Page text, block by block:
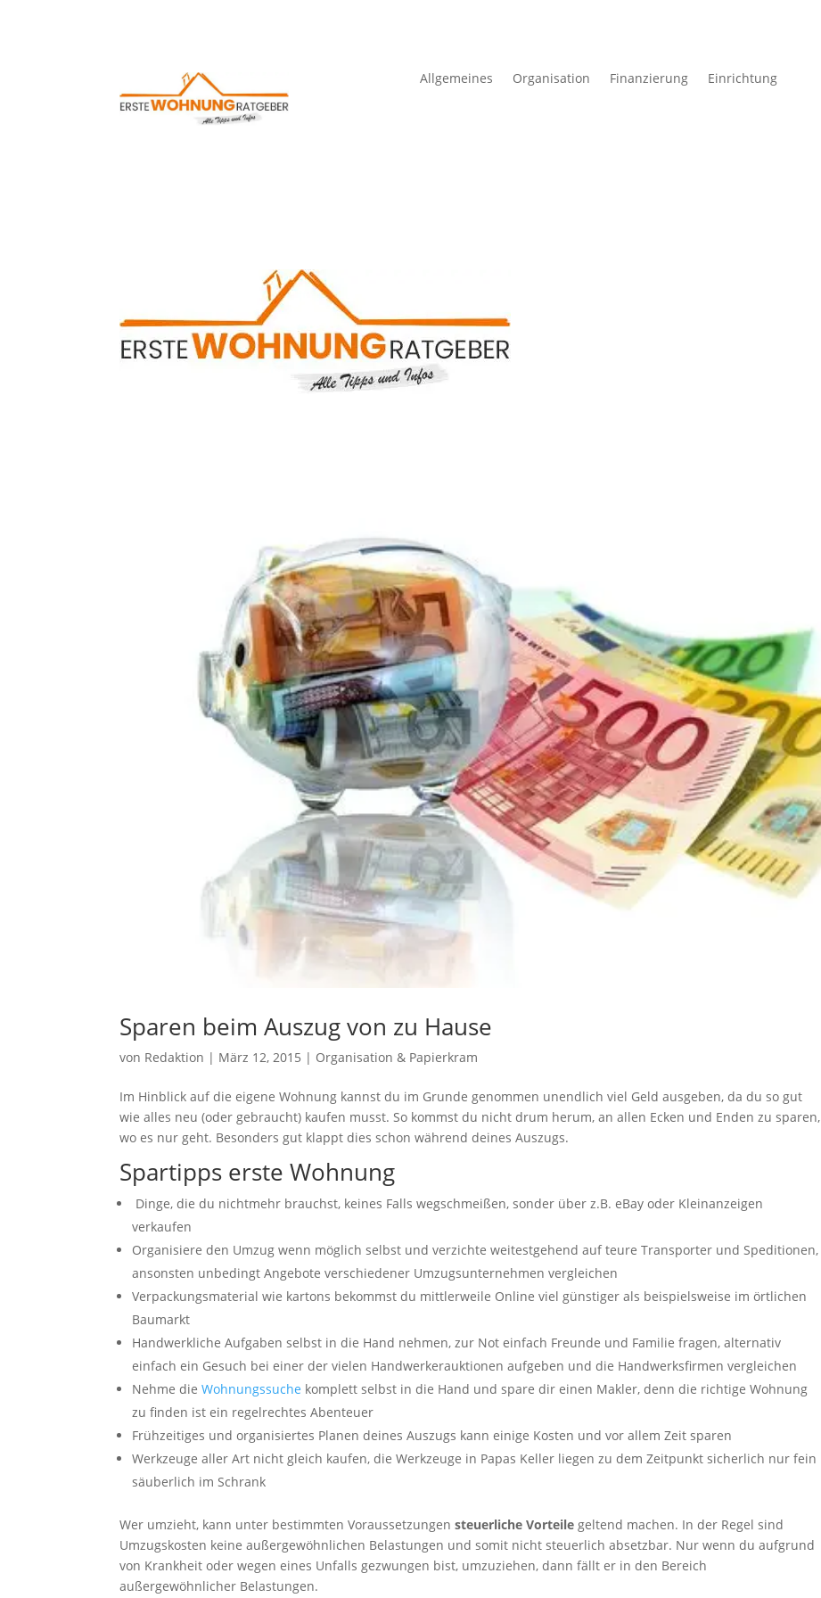
Allgemeines Organisation Finanzierung Einrichtung
Sparen beim Auszug von zu Hause
von Redaktion | März 12, 2015 | Organisation & Papierkram
Im Hinblick auf die eigene Wohnung kannst du im Grunde genommen unendlich viel Geld ausgeben, da du so gut
wie alles neu (oder gebraucht) kaufen musst. So kommst du nicht drum herum, an allen Ecken und Enden zu sparen,
wo es nur geht. Besonders gut klappt dies schon während deines Auszugs.
Spartipps erste Wohnung
Dinge, die du nichtmehr brauchst, keines Falls wegschmeißen, sonder über z.B. eBay oder Kleinanzeigen
verkaufen
Organisiere den Umzug wenn möglich selbst und verzichte weitestgehend auf teure Transporter und Speditionen,
ansonsten unbedingt Angebote verschiedener Umzugsunternehmen vergleichen
Verpackungsmaterial wie kartons bekommst du mittlerweile Online viel günstiger als beispielsweise im örtlichen
Baumarkt
Handwerkliche Aufgaben selbst in die Hand nehmen, zur Not einfach Freunde und Familie fragen, alternativ
einfach ein Gesuch bei einer der vielen Handwerkerauktionen aufgeben und die Handwerksfirmen vergleichen
Nehme dieWohnungssuche komplett selbst in die Hand und spare dir einen Makler, denn die richtige Wohnung
zu finden ist ein regelrechtes Abenteuer
Frühzeitiges und organisiertes Planen deines Auszugs kann einige Kosten und vor allem Zeit sparen
Werkzeuge aller Art nicht gleich kaufen, die Werkzeuge in Papas Keller liegen zu dem Zeitpunkt sicherlich nur fein
säuberlich im Schrank
Wer umzieht, kann unter bestimmten Voraussetzungensteuerliche Vorteile geltend machen. In der Regel sind
Umzugskosten keine außergewöhnlichen Belastungen und somit nicht steuerlich absetzbar. Nur wenn du aufgrund
von Krankheit oder wegen eines Unfalls gezwungen bist, umzuziehen, dann fällt er in den Bereich
außergewöhnlicher Belastungen.